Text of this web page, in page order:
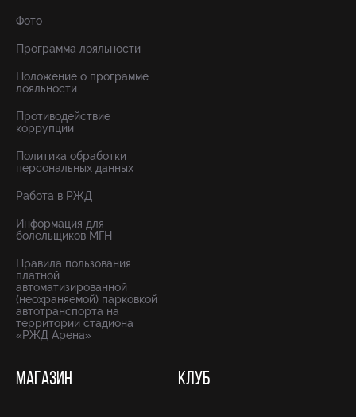
Фото
Программа лояльности
Положение о программе
лояльности
Противодействие
коррупции
Политика обработки
персональных данных
Работа в РЖД
Информация для
болельщиков МГН
Правила пользования
платной
автоматизированной
(неохраняемой) парковкой
автотранспорта на
территории стадиона
«РЖД Арена»
МАГАЗИН КЛУБ